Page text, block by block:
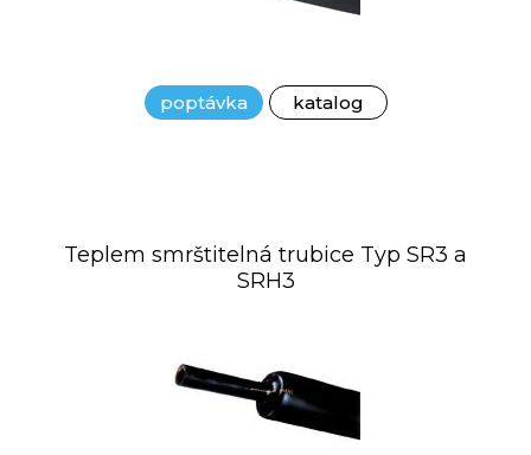
poptávka katalog
Teplem smrštitelná trubice Typ SR3 a
SRH3